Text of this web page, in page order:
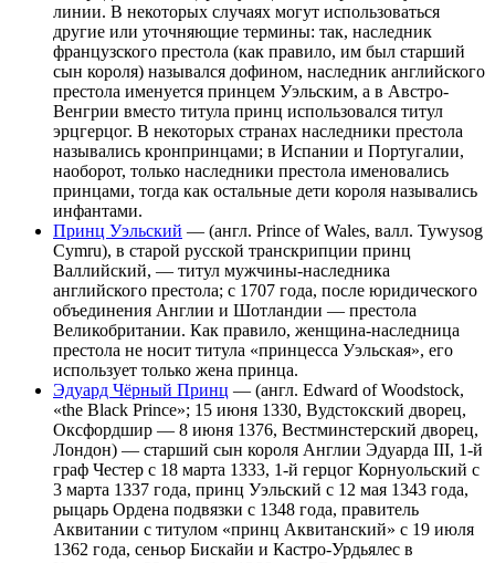
линии. В некоторых случаях могут использоваться
другие или уточняющие термины: так, наследник
французского престола (как правило, им был старший
сын короля) назывался дофином, наследник английского
престола именуется принцем Уэльским, а в Австро-
Венгрии вместо титула принц использовался титул
эрцгерцог. В некоторых странах наследники престола
назывались кронпринцами; в Испании и Португалии,
наоборот, только наследники престола именовались
принцами, тогда как остальные дети короля назывались
инфантами.
Принц Уэльский — (англ. Prince of Wales, валл. Tywysog
Cymru), в старой русской транскрипции принц
Валлийский, — титул мужчины-наследника
английского престола; с 1707 года, после юридического
объединения Англии и Шотландии — престола
Великобритании. Как правило, женщина-наследница
престола не носит титула «принцесса Уэльская», его
использует только жена принца.
Эдуард Чёрный Принц — (англ. Edward of Woodstock,
«the Black Prince»; 15 июня 1330, Вудстокский дворец,
Оксфордшир — 8 июня 1376, Вестминстерский дворец,
Лондон) — старший сын короля Англии Эдуарда III, 1-й
граф Честер с 18 марта 1333, 1-й герцог Корнуольский с
3 марта 1337 года, принц Уэльский с 12 мая 1343 года,
рыцарь Ордена подвязки с 1348 года, правитель
Аквитании с титулом «принц Аквитанский» с 19 июля
1362 года, сеньор Бискайи и Кастро-Урдьялес в